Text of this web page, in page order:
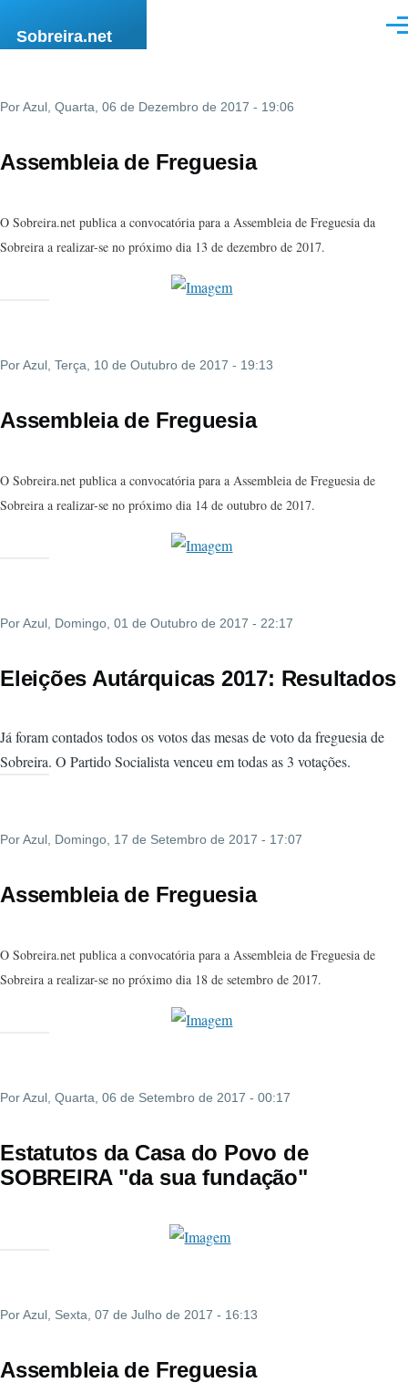
Sobreira.net
PorAzul , Quarta, 06 de Dezembro de 2017 - 19:06
Assembleia de Freguesia
O Sobreira.net publica a convocatória para a Assembleia de Freguesia da
Sobreira a realizar-se no próximo dia 13 de dezembro de 2017.
PorAzul , Terça, 10 de Outubro de 2017 - 19:13
Assembleia de Freguesia
O Sobreira.net publica a convocatória para a Assembleia de Freguesia de
Sobreira a realizar-se no próximo dia 14 de outubro de 2017.
PorAzul , Domingo, 01 de Outubro de 2017 - 22:17
Eleições Autárquicas 2017: Resultados
Já foram contados todos os votos das mesas de voto da freguesia de
Sobreira. O Partido Socialista venceu em todas as 3 votações.
PorAzul, Domingo, 17 de Setembro de 2017 - 17:07
Assembleia de Freguesia
O Sobreira.net publica a convocatória para a Assembleia de Freguesia de
Sobreira a realizar-se no próximo dia 18 de setembro de 2017.
PorAzul, Quarta, 06 de Setembro de 2017 - 00:17
Estatutos da Casa do Povo de
SOBREIRA "da sua fundação"
PorAzul , Sexta, 07 de Julho de 2017 - 16:13
Assembleia de Freguesia